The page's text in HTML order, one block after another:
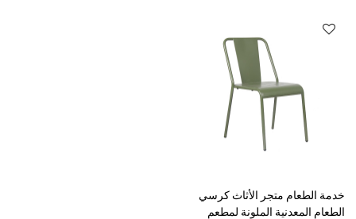
خدمة الطعام متجر الأثاث كرسي
الطعام المعدنية الملونة لمطعم